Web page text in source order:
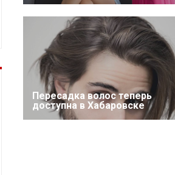
Пересадка волос теперь
доступна в Хабаровске